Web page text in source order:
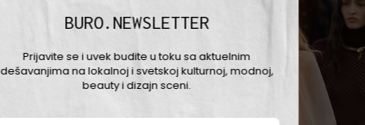
BURO.NEWSLETTER
Prijavite se i uvek budite u toku sa aktuelnim
dešavanjima na lokalnoj i svetskoj kulturnoj, modnoj,
beauty i dizajn sceni.